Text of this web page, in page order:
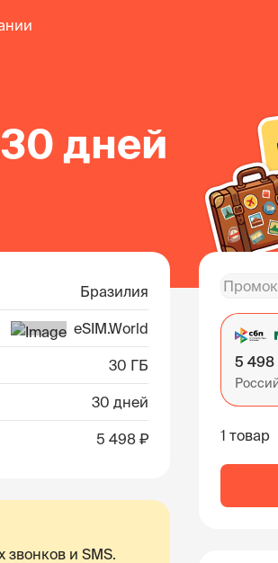
дней
Бразилия
eSIM.World
30 ГБ
30 дней
5 498 ₽
звонков и SMS.
5 498
1 товар